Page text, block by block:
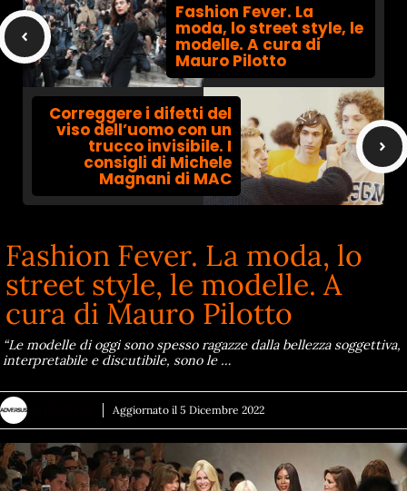
Fashion Fever. La
moda, lo street style, le
modelle. A cura di
Mauro Pilotto
Correggere i difetti del
viso dell’uomo con un
trucco invisibile. I
consigli di Michele
Magnani di MAC
Fashion Fever. La moda, lo
street style, le modelle. A
cura di Mauro Pilotto
“Le modelle di oggi sono spesso ragazze dalla bellezza soggettiva,
interpretabile e discutibile, sono le …
Aggiornato il 5 Dicembre 2022